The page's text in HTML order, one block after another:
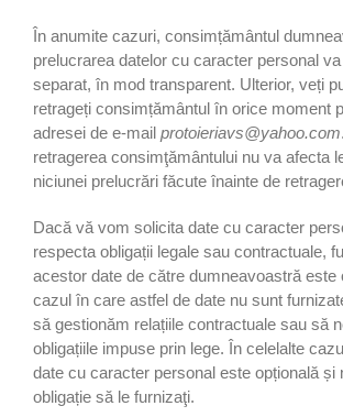
În anumite cazuri, consimțământul
prelucrarea datelor cu caracter personal
separat, în mod transparent. Ulterior, veți
retrageți consimțământul în orice moment
adresei de e-mail protoieriavs@yahoo.com
retragerea consimţământului nu va afecta
niciunei prelucrări făcute înainte de
Dacă vă vom solicita date cu caracter
respecta obligații legale sau contractuale,
acestor date de către dumneavoastră este
cazul în care astfel de date nu sunt
să gestionăm relațiile contractuale sau să
obligațiile impuse prin lege. În celelalte
date cu caracter personal este opțională și
obligație să le furnizaţi.